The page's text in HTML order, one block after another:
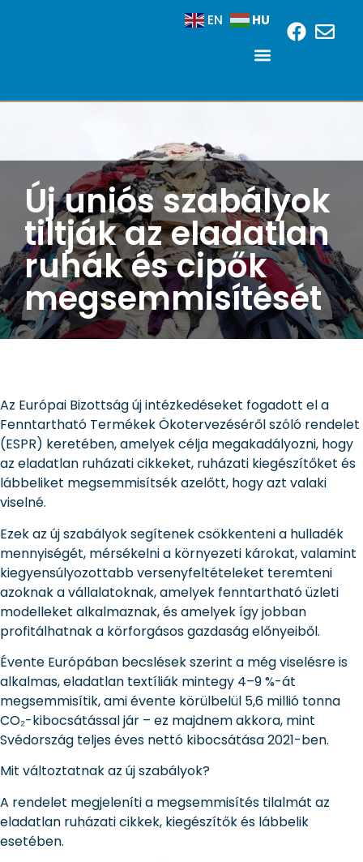
EN HU
Új uniós szabályok
tiltják az eladatlan
ruhák és cipők
megsemmisítését
Az Európai Bizottság új intézkedéseket fogadott el a
Fenntartható Termékek Ökotervezéséről szóló rendelet
(ESPR) keretében, amelyek célja megakadályozni, hogy
az eladatlan ruházati cikkeket, ruházati kiegészítőket és
lábbeliket megsemmisítsék azelőtt, hogy azt valaki
viselné.
Ezek az új szabályok segítenek csökkenteni a hulladék
mennyiségét, mérsékelni a környezeti károkat, valamint
kiegyensúlyozottabb versenyfeltételeket teremteni
azoknak a vállalatoknak, amelyek fenntartható üzleti
modelleket alkalmaznak, és amelyek így jobban
profitálhatnak a körforgásos gazdaság előnyeiből.
Évente Európában becslések szerint a még viselésre is
alkalmas, eladatlan textíliák mintegy 4–9 %-át
megsemmisítik, ami évente körülbelül 5,6 millió tonna
CO₂-kibocsátással jár – ez majdnem akkora, mint
Svédország teljes éves nettó kibocsátása 2021-ben.
Mit változtatnak az új szabályok?
A rendelet megjeleníti a megsemmisítés tilalmát az
eladatlan ruházati cikkek, kiegészítők és lábbelik
esetében.